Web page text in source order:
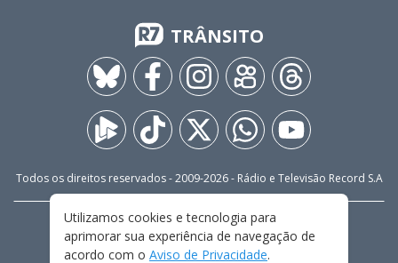
TRÂNSITO
Todos os direitos reservados - 2009-2026- Rádio e Televisão Record S.A
FALE CONOSCO
PRIVACIDADE
TERMOS E CONDIÇÕES DE USO
Utilizamos cookies e tecnologia para
aprimorar sua experiência de navegação de
acordo com o Aviso de Privacidade.